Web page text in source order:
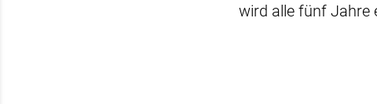
wird alle fünf Jahre